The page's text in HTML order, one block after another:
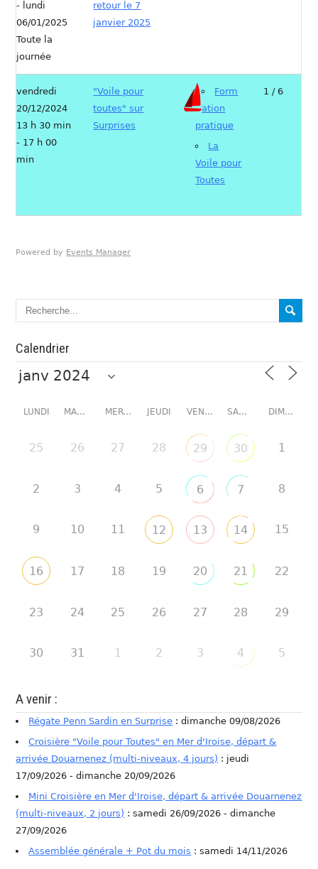
- lundi
06/01/2025
Toute la
journée
retour le 7
janvier 2025
vendredi
20/12/2024
13 h 30 min
- 17 h 00
min
"Voile pour
toutes" sur
Surprises
Form
ation
pratique
La
Voile pour
Toutes
1 / 6
Powered by Events Manager
Calendrier
LUNDI MARDI MERCREDI JEUDI VENDREDI SAMEDI DIMANCHE
25 26 27 28 29 30 1
2 3 4 5 6 7 8
9 10 11 12 13 14 15
16 17 18 19 20 21 22
23 24 25 26 27 28 29
30 31 1 2 3 4 5
A venir :
Régate Penn Sardin en Surprise : dimanche 09/08/2026
Croisière "Voile pour Toutes" en Mer d'Iroise, départ &
arrivée Douarnenez (multi-niveaux, 4 jours) : jeudi
17/09/2026 - dimanche 20/09/2026
Mini Croisière en Mer d'Iroise, départ & arrivée Douarnenez
(multi-niveaux, 2 jours) : samedi 26/09/2026 - dimanche
27/09/2026
Assemblée générale + Pot du mois : samedi 14/11/2026